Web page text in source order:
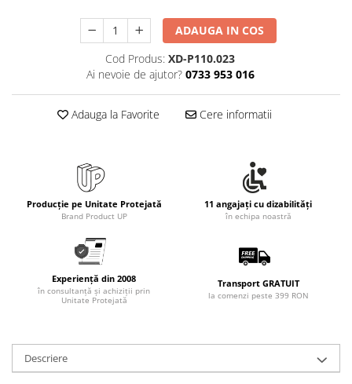
Creioane mecanice si grafit
Carioci si creioane colorate
Tavite documente si suporturi
Ascutitori, radiere, agrafe
Foarfece pentru birou
Curatenie si igiena
Produse Antibacteriene
Articole pentru baie
Articole pentru bucatarie
Hartie igienica, prosoape hartie si
dispensere
ADAUGA IN COS
Cod Produs: XD-P110.023
Ai nevoie de ajutor? 0733 953 016
Adauga la Favorite Cere informatii
Producție pe Unitate Protejată
Brand Product UP
11 angajați cu dizabilități
în echipa noastră
Experiență din 2008
în consultanță și achiziții prin
Unitate Protejată
Transport GRATUIT
la comenzi peste 399 RON
Descriere